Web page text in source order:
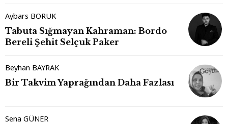
Aybars BORUK
Tabuta Sığmayan Kahraman: Bordo
Bereli Şehit Selçuk Paker
Beyhan BAYRAK
Bir Takvim Yaprağından Daha Fazlası
Sena GÜNER